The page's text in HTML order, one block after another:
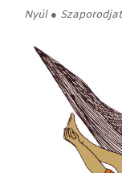
Nyúl ●